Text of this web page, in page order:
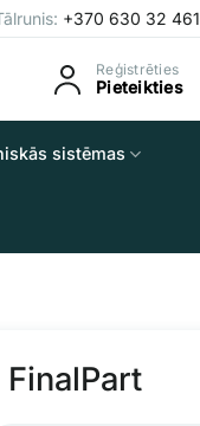
+370 630 32 461
Reģistrēties
Pieteikties
sistēmas